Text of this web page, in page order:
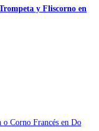
y Fliscorno en